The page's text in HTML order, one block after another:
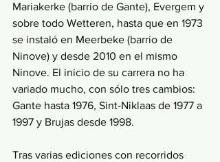
Mariakerke (barrio de Gante), Evergem y
sobre todo Wetteren, hasta que en 1973
se instaló en Meerbeke (barrio de
Ninove) y desde 2010 en el mismo
Ninove. El inicio de su carrera no ha
variado mucho, con sólo tres cambios:
Gante hasta 1976, Sint-Niklaas de 1977 a
1997 y Brujas desde 1998.
Tras varias ediciones con recorridos